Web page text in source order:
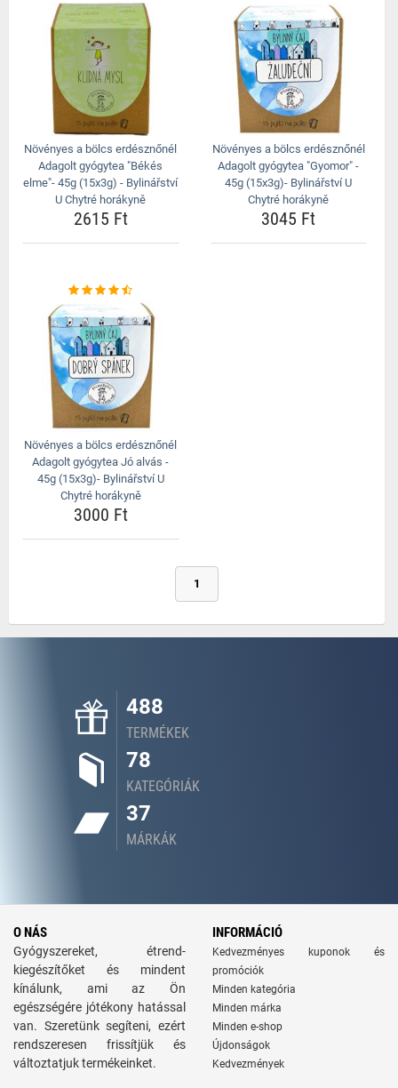
Növényes a bölcs erdésznőnél
Adagolt gyógytea "Békés
elme"- 45g (15x3g) - Bylinářství
U Chytré horákyně
2615 Ft
Növényes a bölcs erdésznőnél
Adagolt gyógytea "Gyomor" -
45g (15x3g)- Bylinářství U
Chytré horákyně
3045 Ft
Növényes a bölcs erdésznőnél
Adagolt gyógytea Jó alvás -
45g (15x3g)- Bylinářství U
Chytré horákyně
3000 Ft
1
488
TERMÉKEK
78
KATEGÓRIÁK
37
MÁRKÁK
O NÁS
Gyógyszereket, étrend-
kiegészítőket és mindent
kínálunk, ami az Ön
egészségére jótékony hatással
van. Szeretünk segíteni, ezért
rendszeresen frissítjük és
változtatjuk termékeinket.
INFORMÁCIÓ
Kedvezményes kuponok és
promóciók
Minden kategória
Minden márka
Minden e-shop
Újdonságok
Kedvezmények